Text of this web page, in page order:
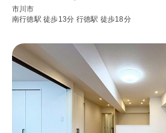
市川市
南行徳駅 徒歩13分 行徳駅 徒歩18分